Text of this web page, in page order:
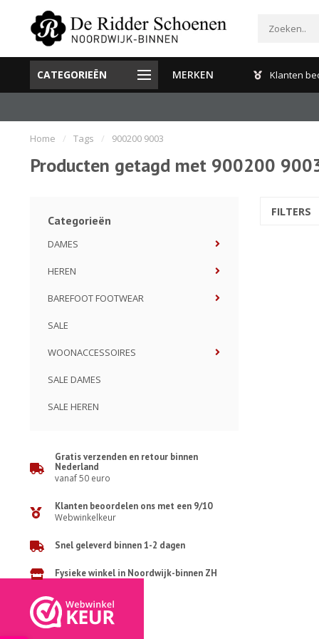
CATEGORIEËN MERKEN
Gratis verzenden en retour binnen Nederland Klanten
Home / Tags / 900200 9003
Producten getagd met 900200
Categorieën
DAMES
HEREN
BAREFOOT FOOTWEAR
SALE
WOONACCESSOIRES
SALE DAMES
SALE HEREN
Gratis verzenden en retour binnen
Nederland
vanaf 50 euro
Klanten beoordelen ons met een 9/10
Webwinkelkeur
Snel geleverd binnen 1-2 dagen
Fysieke winkel in Noordwijk-binnen ZH
FILTERS